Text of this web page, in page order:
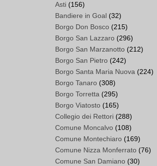
Asti (156)
Bandiere in Goal (32)
Borgo Don Bosco (215)
Borgo San Lazzaro (296)
Borgo San Marzanotto (212)
Borgo San Pietro (242)
Borgo Santa Maria Nuova (224)
Borgo Tanaro (308)
Borgo Torretta (295)
Borgo Viatosto (165)
Collegio dei Rettori (288)
Comune Moncalvo (108)
Comune Montechiaro (169)
Comune Nizza Monferrato (76)
Comune San Damiano (30)